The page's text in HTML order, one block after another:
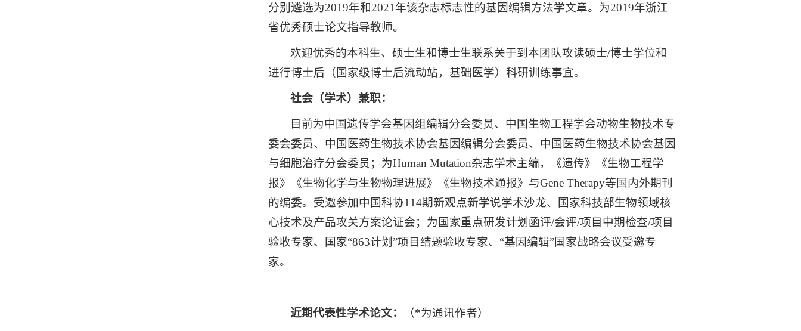
分别遴选为2019年和2021年该杂志标志性的基因编辑方法学文章。为2019年浙江
省优秀硕士论文指导教师。
欢迎优秀的本科生、硕士生和博士生联系关于到本团队攻读硕士/博士学位和
进行博士后（国家级博士后流动站，基础医学）科研训练事宜。
社会（学术）兼职：
目前为中国遗传学会基因组编辑分会委员、中国生物工程学会动物生物技术专
委会委员、中国医药生物技术协会基因编辑分会委员、中国医药生物技术协会基因
与细胞治疗分会委员；为Human Mutation杂志学术主编，《遗传》《生物工程学
报》《生物化学与生物物理进展》《生物技术通报》与Gene Therapy等国内外期刊
的编委。受邀参加中国科协114期新观点新学说学术沙龙、国家科技部生物领域核
心技术及产品攻关方案论证会；为国家重点研发计划函评/会评/项目中期检查/项目
验收专家、国家“863计划”项目结题验收专家、“基因编辑”国家战略会议受邀专
家。
近期代表性学术论文： （*为通讯作者）